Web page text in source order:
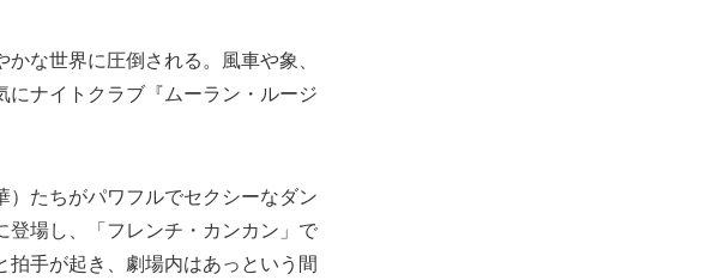
な世界に圧倒される。風車や象、
ナイトクラブ『ムーラン・ルージ
たちがパワフルでセクシーなダン
場し、「フレンチ・カンカン」で
手が起き、劇場内はあっという間